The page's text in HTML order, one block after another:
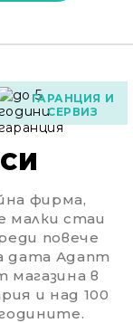
ГАРАНЦИЯ И
СЕРВИЗ
фирма,
малки стаи
повече
дата Адапт
магазина в
и над 100